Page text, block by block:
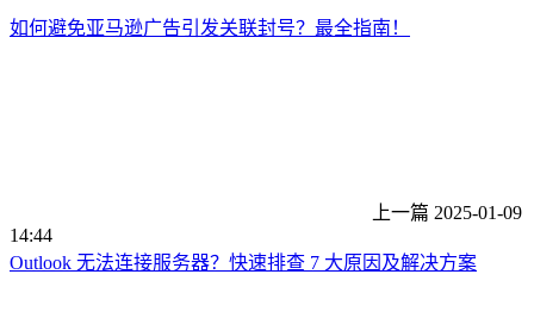
如何避免亚马逊广告引发关联封号？最全指南！
上一篇 2025-01-09
14:44
Outlook 无法连接服务器？快速排查 7 大原因及解决方案